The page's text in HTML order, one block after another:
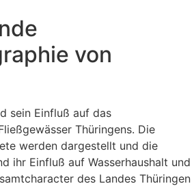
von
sein Einfluß auf das
Thüringens. Die
werden dargestellt und die
ihr Einfluß auf Wasserhaushalt und
des Landes Thüringen